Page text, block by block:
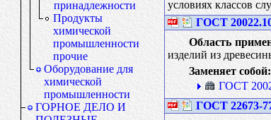
принадлежности
Продукты
химической
промышленности
прочие
Оборудование для
химической
промышленности
ГОРНОЕ ДЕЛО И
условиях классов
ГОСТ
Область
изделий из
Заменяет собой:
ГОСТ
ГОСТ 22673-